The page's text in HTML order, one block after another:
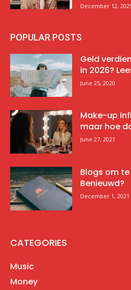
December 12,
POPULAR POSTS
Geld
in 2026?
June 25, 2020
Make-up
maar hoe
June 27, 2021
Blogs om
Benieuwd?
December 1, 2021
CATEGORIES
Music
Money